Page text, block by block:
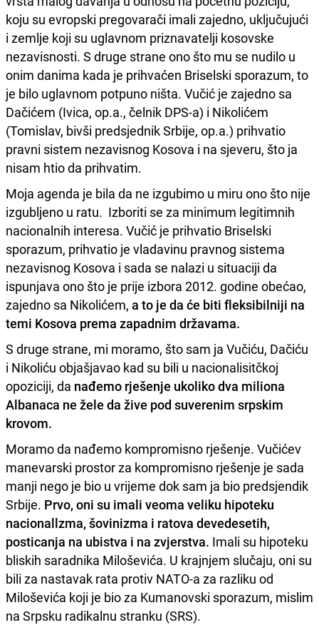
koju su evropski pregovarači imali zajedno, uključujući
i zemlje koji su uglavnom priznavatelji kosovske
nezavisnosti. S druge strane ono što mu se nudilo u
onim danima kada je prihvaćen Briselski sporazum, to
je bilo uglavnom potpuno ništa. Vučić je zajedno sa
Dačićem (Ivica, op.a., čelnik DPS-a) i Nikolićem
(Tomislav, bivši predsjednik Srbije, op.a.) prihvatio
pravni sistem nezavisnog Kosova i na sjeveru, što ja
nisam htio da prihvatim.
Moja agenda je bila da ne izgubimo u miru ono što nije
izgubljeno u ratu. Izboriti se za minimum legitimnih
nacionalnih interesa. Vučić je prihvatio Briselski
sporazum, prihvatio je vladavinu pravnog sistema
nezavisnog Kosova i sada se nalazi u situaciji da
ispunjava ono što je prije izbora 2012. godine obećao,
zajedno sa Nikolićem, a to je da će biti fleksibilniji na
temi Kosova prema zapadnim državama.
S druge strane, mi moramo, što sam ja Vučiću, Dačiću
i Nikoliću objašjavao kad su bili u nacionalisitčkoj
opoziciji, da nađemo rješenje ukoliko dva miliona
Albanaca ne žele da žive pod suverenim srpskim
krovom.
Moramo da nađemo kompromisno rješenje. Vučićev
manevarski prostor za kompromisno rješenje je sada
manji nego je bio u vrijeme dok sam ja bio predsjendik
Srbije. Prvo, oni su imali veoma veliku hipoteku
nacionallzma, šovinizma i ratova devedesetih,
posticanja na ubistva i na zvjerstva. Imali su hipoteku
bliskih saradnika Miloševića. U krajnjem slučaju, oni su
bili za nastavak rata protiv NATO-a za razliku od
Miloševića koji je bio za Kumanovski sporazum, mislim
na Srpsku radikalnu stranku (SRS).